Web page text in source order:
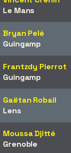
Le Mans
Bryan Pelé
Guingamp
Frantzdy Pierrot
Guingamp
Gaëtan Robail
Lens
Moussa Djitté
Grenoble